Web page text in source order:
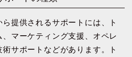
提供されるサポートには、ト
マーケティング支援、オペレ
サポートなどがあります。ト